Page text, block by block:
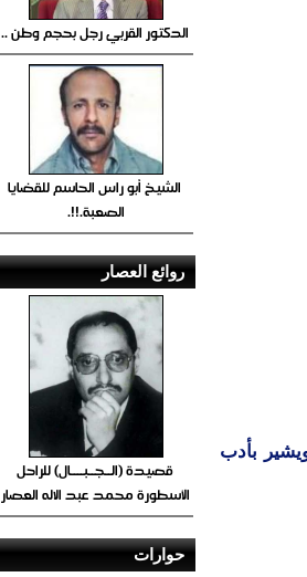
بأدب
الدكتور القربي رجل بحجم وطن ..
الشيخ أبو راس الحاسم للقضايا
الصعبة.!!.
روائع العصار
قصيدة (الــجــبــــال) للراحل
الأسطورة محمد عبد الاله العصار
حوارات